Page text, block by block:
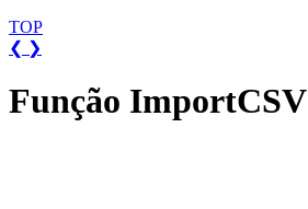
TOP
❮ ❯
Função ImportCSV